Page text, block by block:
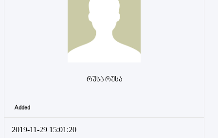
რუსა რუსა
Added
2019-11-29 15:01:20